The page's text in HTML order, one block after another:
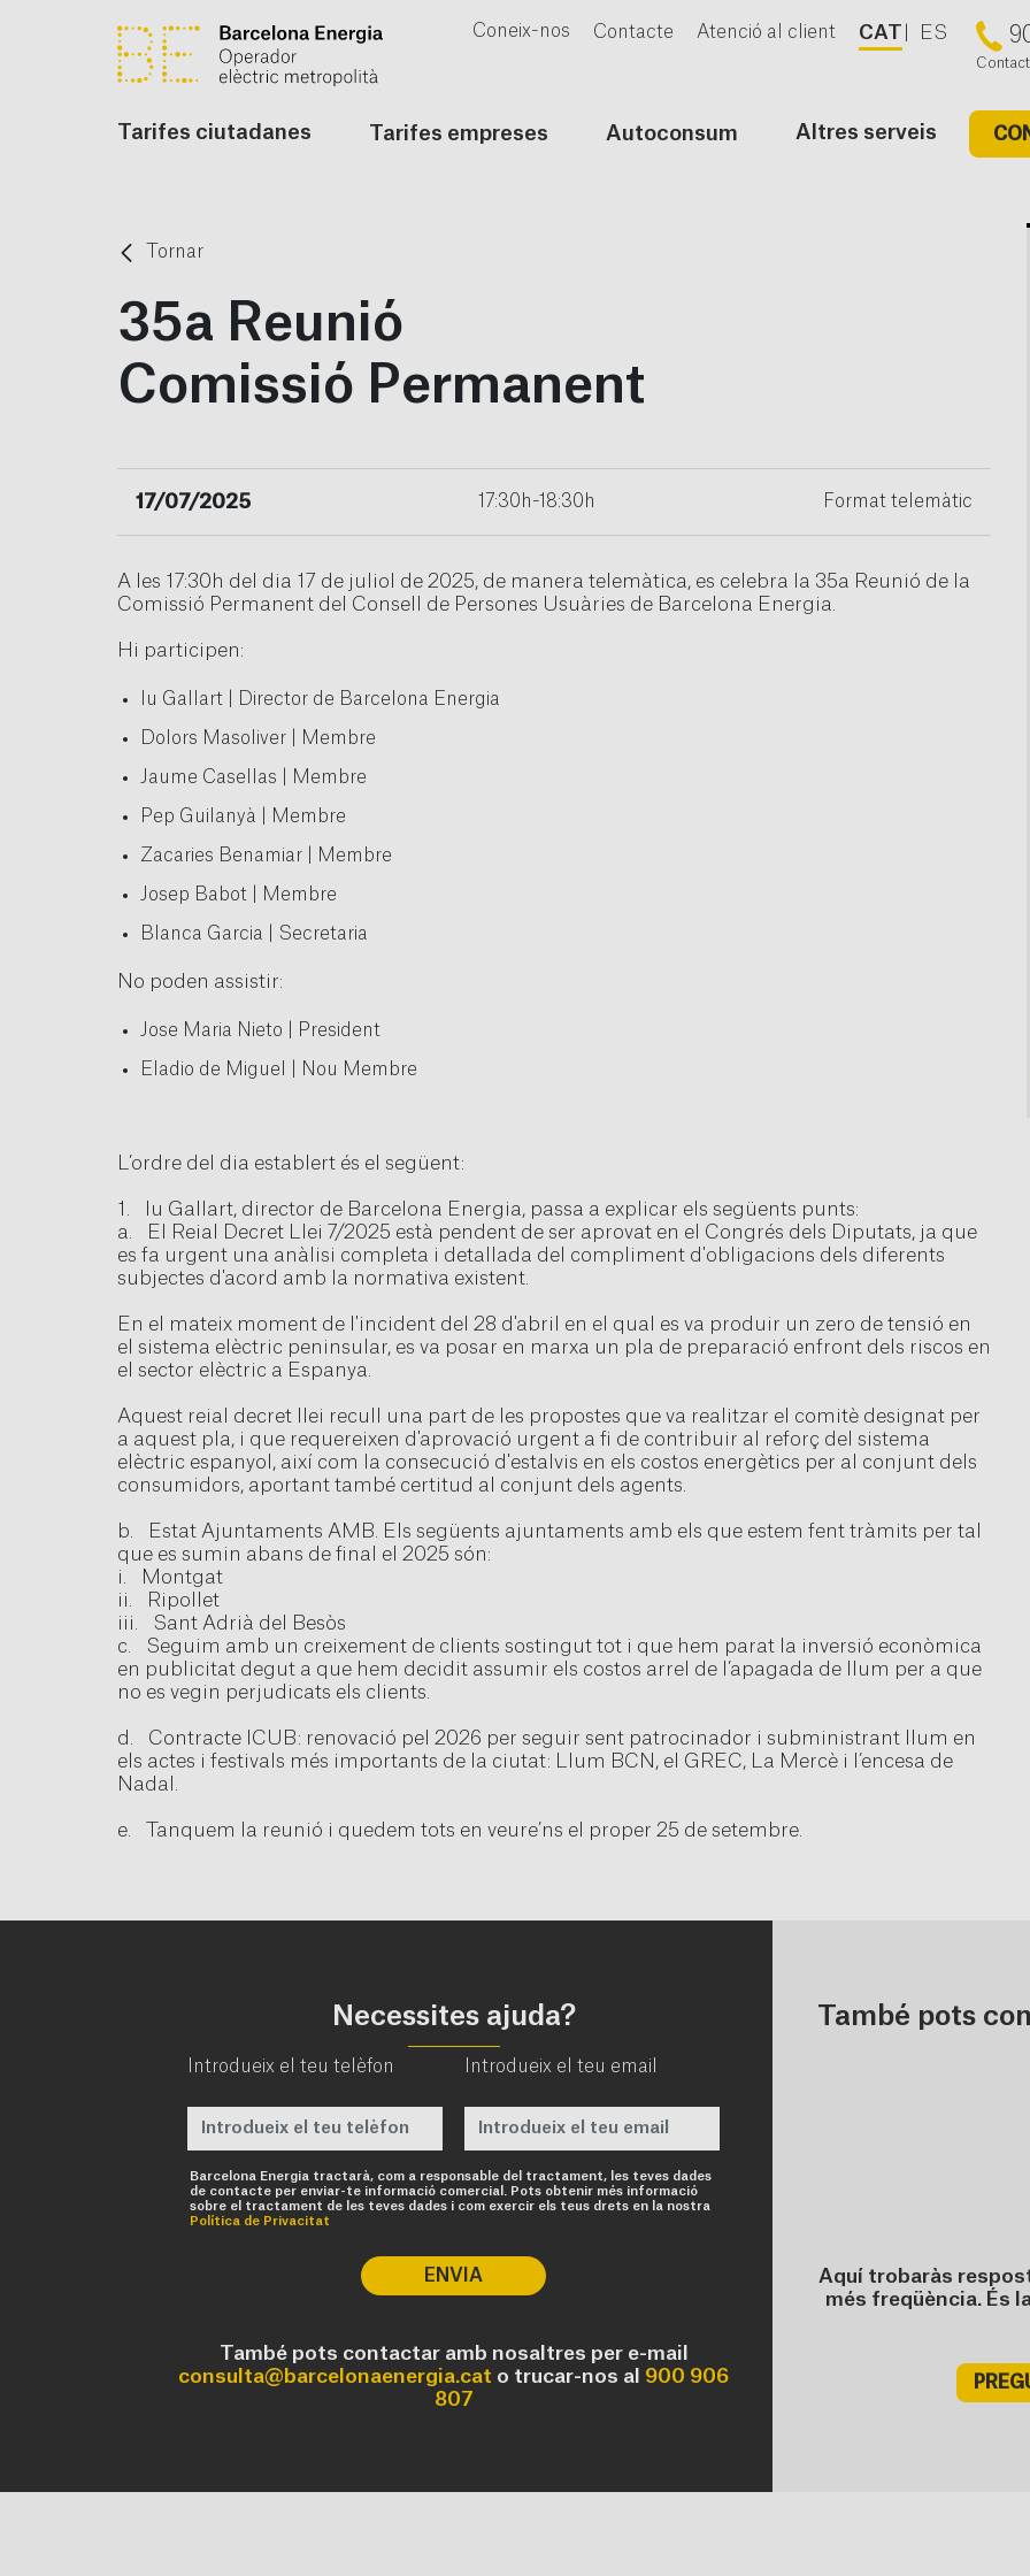
Coneix-nos Contacte Atenció al client CAT ES
Tarifes ciutadanes Tarifes empreses Autoconsum Altres serveis
Tornar
35a Reunió
Comissió Permanent
17/07/2025 17:30h-18:30h Format telemàtic
A les 17:30h del dia 17 de juliol de 2025, de manera telemàtica, es celebra la 35a Reunió de la
Comissió Permanent del Consell de Persones Usuàries de Barcelona Energia.
Hi participen:
Iu Gallart | Director de Barcelona Energia
Dolors Masoliver | Membre
Jaume Casellas | Membre
Pep Guilanyà | Membre
Zacaries Benamiar | Membre
Josep Babot | Membre
Blanca Garcia | Secretaria
No poden assistir:
Jose Maria Nieto | President
Eladio de Miguel | Nou Membre
L’ordre del dia establert és el següent:
1. Iu Gallart, director de Barcelona Energia, passa a explicar els següents punts:
a. El Reial Decret Llei 7/2025 està pendent de ser aprovat en el Congrés dels Diputats, ja que
es fa urgent una anàlisi completa i detallada del compliment d'obligacions dels diferents
subjectes d'acord amb la normativa existent.
En el mateix moment de l'incident del 28 d'abril en el qual es va produir un zero de tensió en
el sistema elèctric peninsular, es va posar en marxa un pla de preparació enfront dels riscos en
el sector elèctric a Espanya.
Aquest reial decret llei recull una part de les propostes que va realitzar el comitè designat per
a aquest pla, i que requereixen d'aprovació urgent a fi de contribuir al reforç del sistema
elèctric espanyol, així com la consecució d'estalvis en els costos energètics per al conjunt dels
consumidors, aportant també certitud al conjunt dels agents.
b. Estat Ajuntaments AMB. Els següents ajuntaments amb els que estem fent tràmits per tal
que es sumin abans de final el 2025 són:
i. Montgat
ii. Ripollet
iii. Sant Adrià del Besòs
c. Seguim amb un creixement de clients sostingut tot i que hem parat la inversió econòmica
en publicitat degut a que hem decidit assumir els costos arrel de l’apagada de llum per a que
no es vegin perjudicats els clients.
d. Contracte ICUB: renovació pel 2026 per seguir sent patrocinador i subministrant llum en
els actes i festivals més importants de la ciutat: Llum BCN, el GREC, La Mercè i l’encesa de
Nadal.
e. Tanquem la reunió i quedem tots en veure’ns el proper 25 de setembre.
Necessites ajuda?
Introdueix el teu telèfon Introdueix el teu email
Barcelona Energia tractarà, com a responsable del tractament, les teves dades
de contacte per enviar-te informació comercial. Pots obtenir més informació
sobre el tractament de les teves dades i com exercir els teus drets en la nostra
Política de Privacitat
ENVIA
També pots contactar amb nosaltres per e-mail
consulta@barcelonaenergia.cat o trucar-nos al 900 906
807
També pots
Aquí trobaràs
més freqüència. És